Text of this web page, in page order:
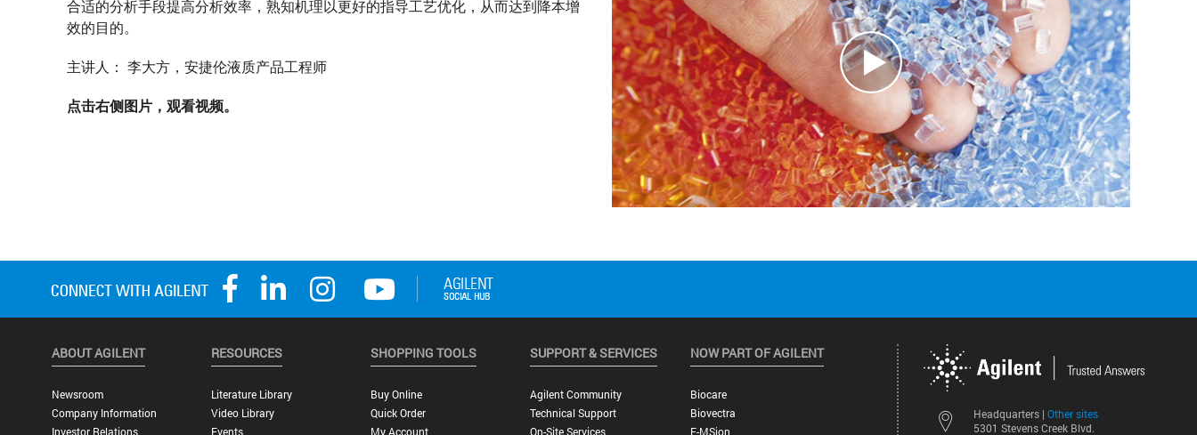
合适的分析手段提高分析效率，熟知机理以更好的指导工艺优化，从而达到降本增
效的目的。
主讲人： 李大方，安捷伦液质产品工程师
点击右侧图片，观看视频。
Headquarters | Other sites
5301 Stevens Creek Blvd.
ABOUT AGILENT
Newsroom
Company Information
Investor Relations
RESOURCES
Literature Library
Video Library
Events
SHOPPING TOOLS
Buy Online
Quick Order
My Account
SUPPORT & SERVICES
Agilent Community
Technical Support
On-Site Services
NOW PART OF AGILENT
Biocare
Biovectra
E-MSion